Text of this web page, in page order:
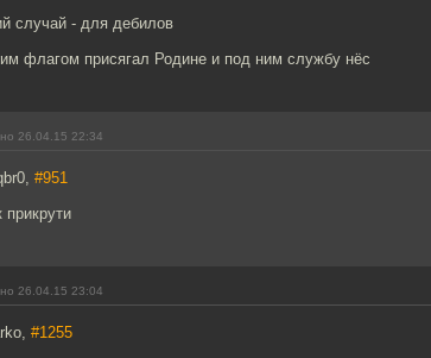
случай - для дебилов
флагом присягал Родине и под ним службу нёс
26.04.15 22:34
#951
26.04.15 23:04
#1255